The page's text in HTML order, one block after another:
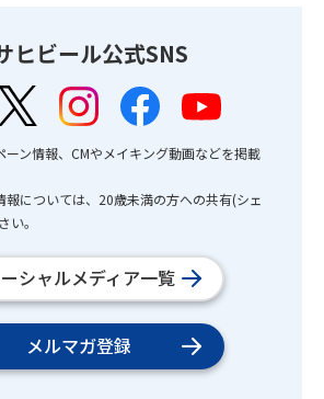
ヒビール公式SNS
ーン情報、CMやメイキング動画などを掲載
については、20歳未満の方への共有(シェ
い。
シャルメディア一覧
メルマガ登録